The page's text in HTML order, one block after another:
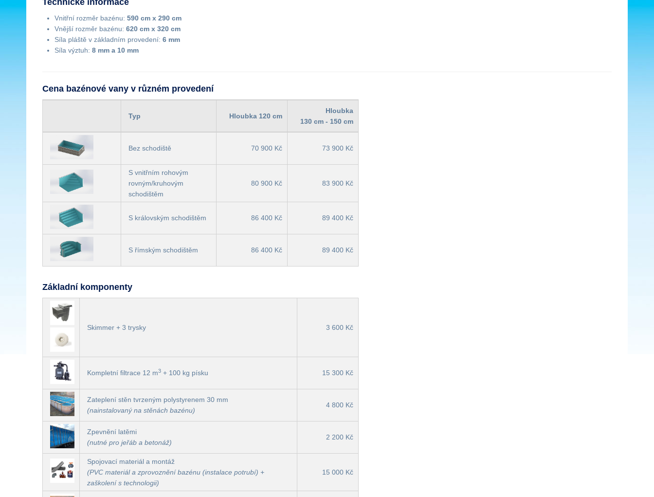
Technické informace
Vnitřní rozměr bazénu: 590 cm x 290 cm
Vnější rozměr bazénu: 620 cm x 320 cm
Síla pláště v základním provedení: 6 mm
Síla výztuh: 8 mm a 10 mm
Cena bazénové vany v různém provedení
Typ Hloubka 120 cm
Hloubka
130 cm - 150 cm
Bez schodiště 70 900 Kč 73 900 Kč
S vnitřním rohovým
rovným/kruhovým
schodištěm
80 900 Kč 83 900 Kč
S královským schodištěm 86 400 Kč 89 400 Kč
S římským schodištěm 86 400 Kč 89 400 Kč
Základní komponenty
Skimmer + 3 trysky 3 600 Kč
Kompletní filtrace 12 m3 + 100 kg písku 15 300 Kč
Zateplení stěn tvrzeným polystyrenem 30 mm
(nainstalovaný na stěnách bazénu)
4 800 Kč
Zpevnění latěmi
(nutné pro jeřáb a betonáž)
2 200 Kč
Spojovací materiál a montáž
(PVC materiál a zprovoznění bazénu (instalace potrubí) +
zaškolení s technologii)
15 000 Kč